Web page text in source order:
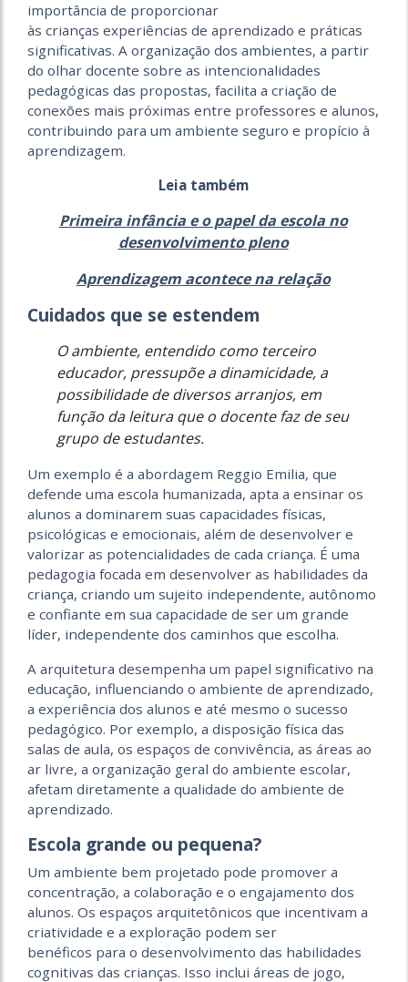
importância de proporcionar
às crianças experiências de aprendizado e práticas
significativas. A organização dos ambientes, a partir
do olhar docente sobre as intencionalidades
pedagógicas das propostas, facilita a criação de
conexões mais próximas entre professores e alunos,
contribuindo para um ambiente seguro e propício à
aprendizagem.
Leia também
Primeira infância e o papel da escola no
desenvolvimento pleno
Aprendizagem acontece na relação
Cuidados que se estendem
O ambiente, entendido como terceiro
educador, pressupõe a dinamicidade, a
possibilidade de diversos arranjos, em
função da leitura que o docente faz de seu
grupo de estudantes.
Um exemplo é a abordagem Reggio Emilia, que
defende uma escola humanizada, apta a ensinar os
alunos a dominarem suas capacidades físicas,
psicológicas e emocionais, além de desenvolver e
valorizar as potencialidades de cada criança. É uma
pedagogia focada em desenvolver as habilidades da
criança, criando um sujeito independente, autônomo
e confiante em sua capacidade de ser um grande
líder, independente dos caminhos que escolha.
A arquitetura desempenha um papel significativo na
educação, influenciando o ambiente de aprendizado,
a experiência dos alunos e até mesmo o sucesso
pedagógico. Por exemplo, a disposição física das
salas de aula, os espaços de convivência, as áreas ao
ar livre, a organização geral do ambiente escolar,
afetam diretamente a qualidade do ambiente de
aprendizado.
Escola grande ou pequena?
Um ambiente bem projetado pode promover a
concentração, a colaboração e o engajamento dos
alunos. Os espaços arquitetônicos que incentivam a
criatividade e a exploração podem ser
benéficos para o desenvolvimento das habilidades
cognitivas das crianças. Isso inclui áreas de jogo,